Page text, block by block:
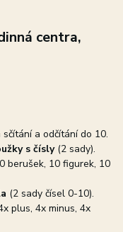
centra,
sčítání a odčítání do 10.
s čísly(2 sady).
berušek, 10 figurek, 10
(2 sady čísel 0-10).
plus, 4x minus, 4x